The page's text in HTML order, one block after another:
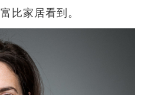
比家居看到。